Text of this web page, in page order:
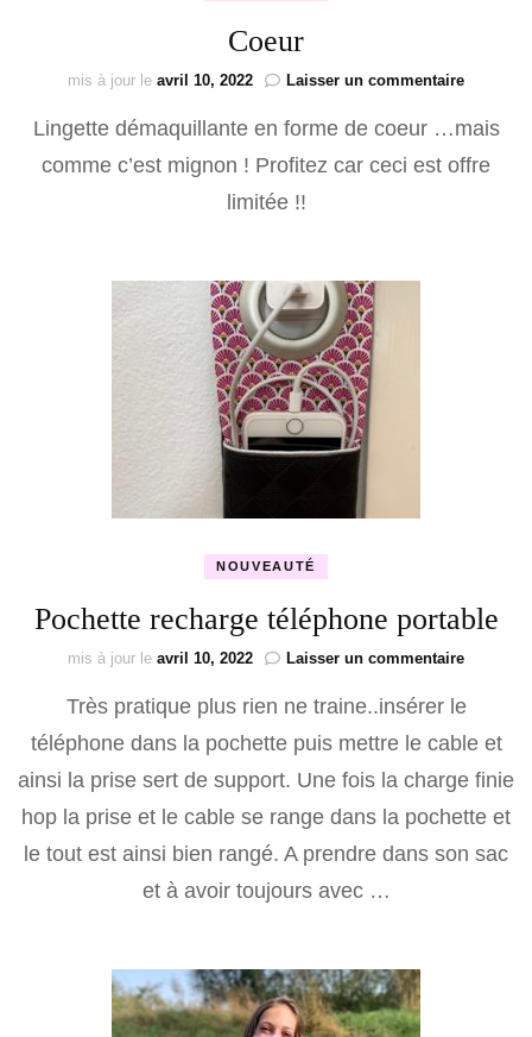
Coeur
mis à jour le avril 10, 2022 Laisser un commentairesur
Lingette démaquillante en forme de coeur …mais
comme c’est mignon ! Profitez car ceci est offre
limitée !!
NOUVEAUTÉ
Pochette recharge téléphone portable
mis à jour le avril 10, 2022 Laisser un commentairesur
recharge
portable
Très pratique plus rien ne traine..insérer le
téléphone dans la pochette puis mettre le cable et
ainsi la prise sert de support. Une fois la charge finie
hop la prise et le cable se range dans la pochette et
le tout est ainsi bien rangé. A prendre dans son sac
et à avoir toujours avec …